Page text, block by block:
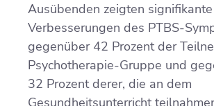
Ausübenden zeigten signifikante
Verbesserungen des PTBS-
gegenüber 42 Prozent der
Psychotherapie-Gruppe und
32 Prozent derer, die an dem